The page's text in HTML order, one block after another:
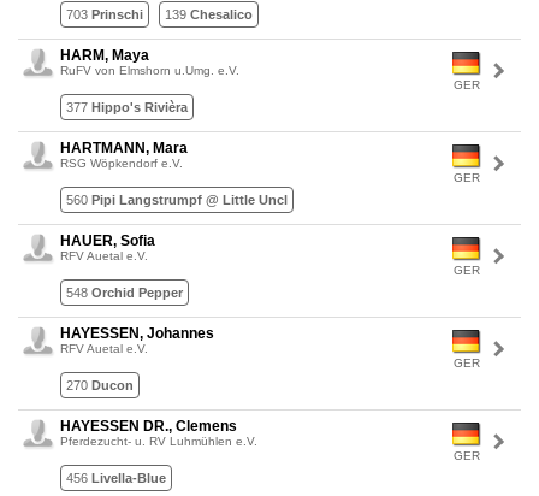
703 Prinschi 139 Chesalico
GER
HARM, Maya
RuFV von Elmshorn u.Umg. e.V.
377 Hippo's Rivièra
GER
HARTMANN, Mara
RSG Wöpkendorf e.V.
560 Pipi Langstrumpf @ Little Uncl
GER
HAUER, Sofia
RFV Auetal e.V.
548 Orchid Pepper
GER
HAYESSEN, Johannes
RFV Auetal e.V.
270 Ducon
GER
HAYESSEN DR., Clemens
Pferdezucht- u. RV Luhmühlen e.V.
456 Livella-Blue